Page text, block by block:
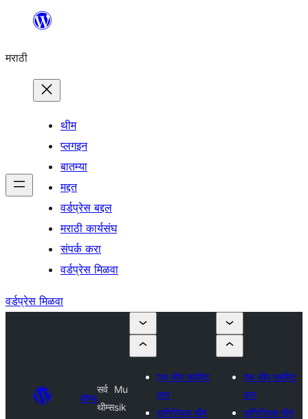
सामुग्रीवर
मराठी
थीम
प्लगइन
बातम्या
मद्दत
वर्डप्रेस बद्दल
मराठी कार्यसंघ
संपर्क करा
वर्डप्रेस मिळवा
वर्डप्रेस मिळवा
थीम्स
सर्व
थीम्स
Mu
sik
एक थीम सबमिट
करा
वाणिज्यिक थीम
एक थीम सबमिट
करा
वाणिज्यिक थीम